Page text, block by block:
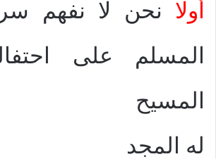
أولا نحن لا نفهم
المسلم على
المسيح
له المجد